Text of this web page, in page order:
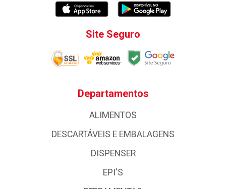
Site Seguro
Departamentos
ALIMENTOS
DESCARTÁVEIS E EMBALAGENS
DISPENSER
EPI'S